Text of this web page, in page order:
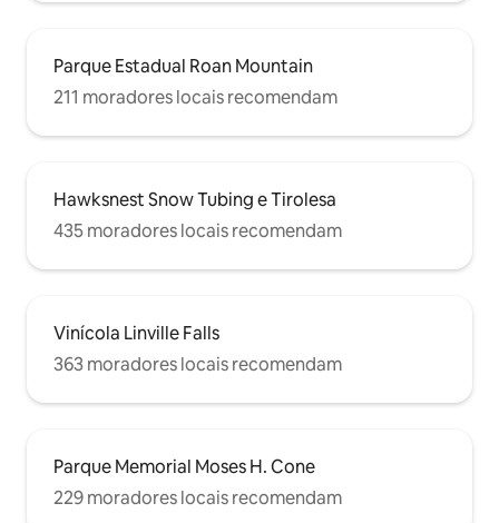
Parque Estadual Roan Mountain
211 moradores locais recomendam
Hawksnest Snow Tubing e Tirolesa
435 moradores locais recomendam
Vinícola Linville Falls
363 moradores locais recomendam
Parque Memorial Moses H. Cone
229 moradores locais recomendam